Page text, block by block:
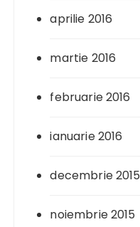
aprilie 2016
martie 2016
februarie 2016
ianuarie 2016
decembrie 2015
noiembrie 2015